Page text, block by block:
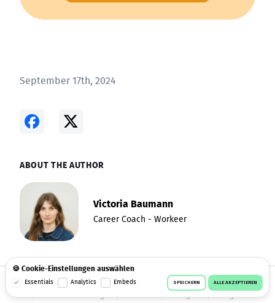
September 17th, 2024
ABOUT THE AUTHOR
Victoria Baumann
Career Coach - Workeer
© 2026 Workeer Datenschutz AGB
Impressum
Cookie-Einstellungen
Facebook Instagram Telegram
🍪 Cookie-Einstellungen auswählen
Essentials Analytics Embeds SPEICHERN ALLE AKZEPTIEREN